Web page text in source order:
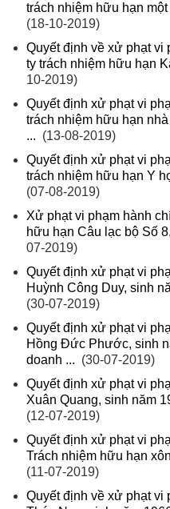
trách nhiệm hữu hạn
(18-10-2019)
Quyết định về xử phạt vi
ty trách nhiệm hữu hạn
10-2019)
Quyết định xử phạt vi
trách nhiệm hữu hạn
... (13-08-2019)
Quyết định xử phạt vi
trách nhiệm hữu hạn Y
(07-08-2019)
Xử phạt vi phạm hành
hữu hạn Câu lạc bộ Số
07-2019)
Quyết định xử phạt vi
Huỳnh Công Duy, sinh
(30-07-2019)
Quyết định xử phạt vi
Hồng Đức Phước, sinh
doanh ... (30-07-2019)
Quyết định xử phạt vi
Xuân Quang, sinh năm
(12-07-2019)
Quyết định xử phạt vi
Trách nhiệm hữu hạn
(11-07-2019)
Quyết định về xử phạt vi